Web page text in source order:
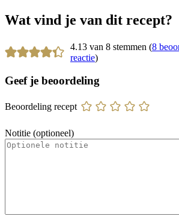
Wat vind je van dit recept?
4.13 van 8 stemmen (8
reactie)
Geef je beoordeling
Beoordeling recept
Notitie (optioneel)